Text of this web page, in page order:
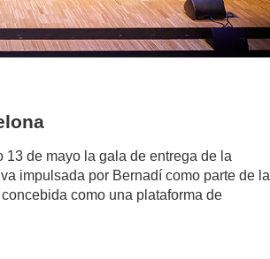
de mayo la gala de entrega de la
impulsada por Bernadí como parte de la
como una plataforma de